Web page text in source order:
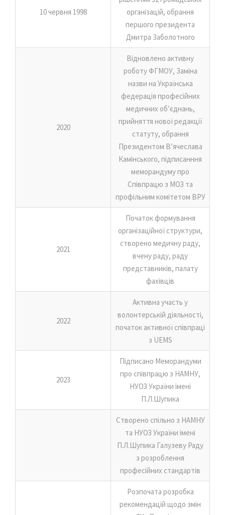
10 червня 1998
організацій, обрання
першого президента
Дмитра Заболотного
2020
Відновлено активну
роботу ФГМОУ, Заміна
назви на Українська
федерація професійних
медичних об’єднань,
прийняття нової редакції
статуту, обрання
Президентом В’ячеслава
Камінського, підписанння
меморандуму про
Співпрацю з МОЗ та
профільним комітетом ВРУ
2021
Початок формування
організаційної структури,
створено медичну раду,
вчену раду, раду
представників, палату
фахівців
2022
Активна участь у
волонтерській діяльності,
початок активної співпраці
з UEMS
2023
Підписано Меморандуми
про співпрацю з НАМНУ,
НУОЗ України імені
П.Л.Шупика
Створено спільно з НАМНУ
та НУОЗ України імені
П.Л.Шупика Галузеву Раду
з розроблення
професійних стандартів
Розпочата розробка
рекомендацій щодо змін